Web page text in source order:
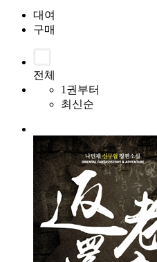
대여
구매
전체
1권부터
최신순